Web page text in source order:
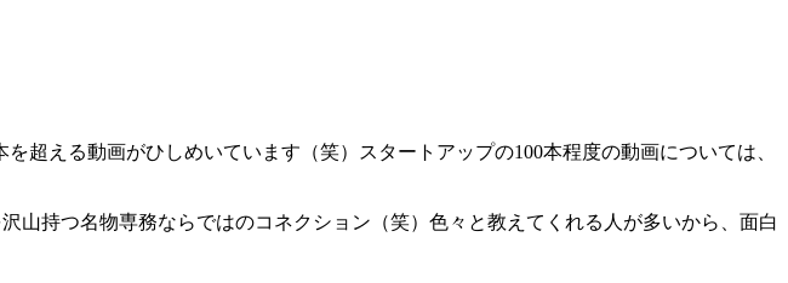
超える動画がひしめいています（笑）スタートアップの100本程度の動画については、
山持つ名物専務ならではのコネクション（笑）色々と教えてくれる人が多いから、面白